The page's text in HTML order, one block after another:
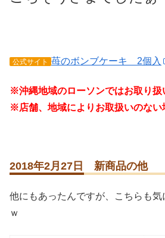
公式サイト 苺のボンブケーキ 2個入
※沖縄地域のローソンではお取り扱
※店舗、地域によりお取扱いのない
2018年2月27日 新商品の他
他にもあったんですが、こちらも気
ｗ